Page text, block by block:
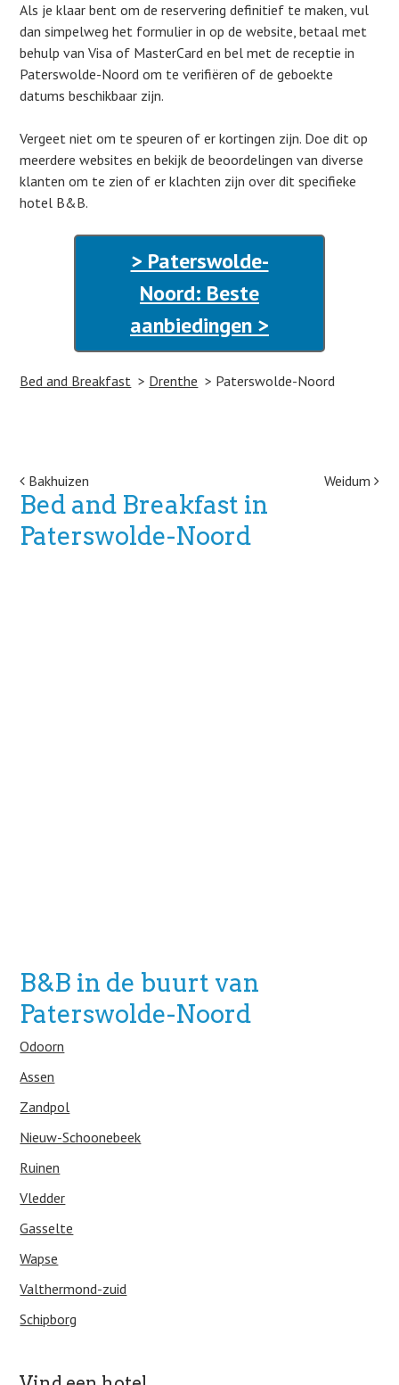
Als je klaar bent om de reservering definitief te maken, vul
dan simpelweg het formulier in op de website, betaal met
behulp van Visa of MasterCard en bel met de receptie in
Paterswolde-Noord om te verifiëren of de geboekte
datums beschikbaar zijn.
Vergeet niet om te speuren of er kortingen zijn. Doe dit op
meerdere websites en bekijk de beoordelingen van diverse
klanten om te zien of er klachten zijn over dit specifieke
hotel B&B.
> Paterswolde-
Noord: Beste
aanbiedingen >
Bed and Breakfast Drenthe Paterswolde-Noord
Post navigation
Bakhuizen Weidum
Bed and Breakfast in
Paterswolde-Noord
B&B in de buurt van
Paterswolde-Noord
Odoorn
Assen
Zandpol
Nieuw-Schoonebeek
Ruinen
Vledder
Gasselte
Wapse
Valthermond-zuid
Schipborg